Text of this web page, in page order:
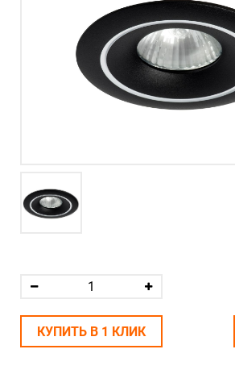
КУПИТЬ В 1 КЛИК